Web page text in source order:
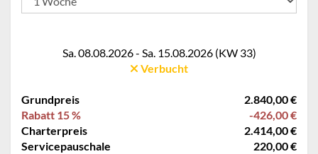
Sa. 08.08.2026 - Sa. 15.08.2026 (KW 33)
Verbucht
Grundpreis
2.840,00 €
Rabatt 15 %
-426,00 €
Charterpreis
2.414,00 €
Servicepauschale
220,00 €